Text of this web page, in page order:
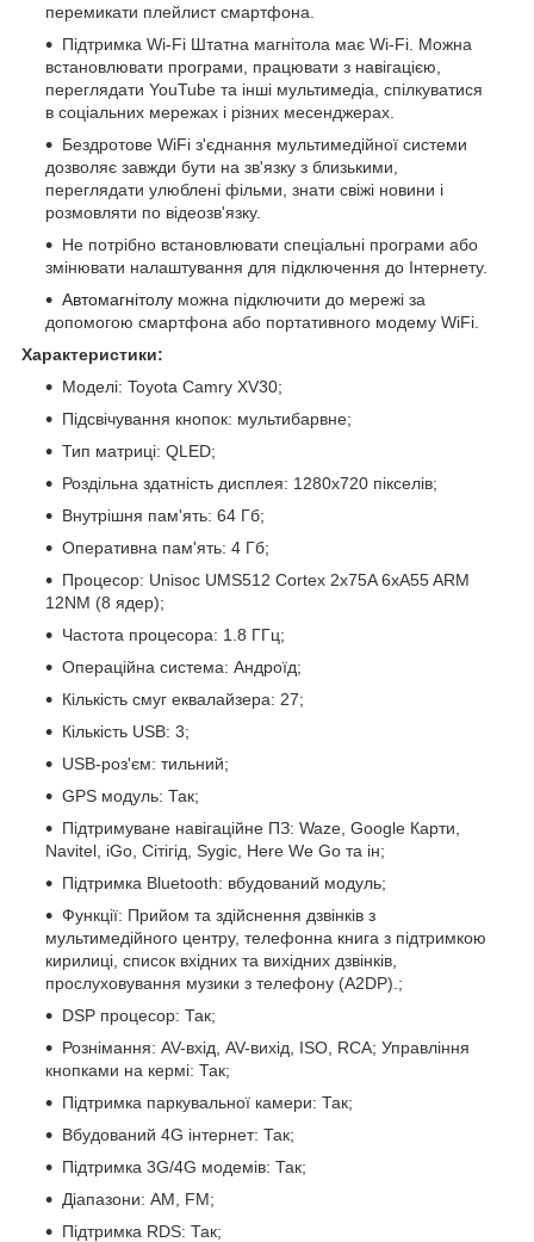
перемикати плейлист смартфона.
Підтримка Wi-Fi Штатна магнітола має Wi-Fi. Можна
встановлювати програми, працювати з навігацією,
переглядати YouTube та інші мультимедіа, спілкуватися
в соціальних мережах і різних месенджерах.
Бездротове WiFi з'єднання мультимедійної системи
дозволяє завжди бути на зв'язку з близькими,
переглядати улюблені фільми, знати свіжі новини і
розмовляти по відеозв'язку.
Не потрібно встановлювати спеціальні програми або
змінювати налаштування для підключення до Інтернету.
Автомагнітолу можна підключити до мережі за
допомогою смартфона або портативного модему WiFi.
Характеристики:
Моделі: Toyota Camry XV30;
Підсвічування кнопок: мультибарвне;
Тип матриці: QLED;
Роздільна здатність дисплея: 1280x720 пікселів;
Внутрішня пам'ять: 64 Гб;
Оперативна пам'ять: 4 Гб;
Процесор: Unisoc UMS512 Cortex 2x75A 6xA55 ARM
12NM (8 ядер);
Частота процесора: 1.8 ГГц;
Операційна система: Андроїд;
Кількість смуг еквалайзера: 27;
Кількість USB: 3;
USB-роз'єм: тильний;
GPS модуль: Так;
Підтримуване навігаційне ПЗ: Waze, Google Карти,
Navitel, iGo, Сітігід, Sygic, Here We Go та ін;
Підтримка Bluetooth: вбудований модуль;
Функції: Прийом та здійснення дзвінків з
мультимедійного центру, телефонна книга з підтримкою
кирилиці, список вхідних та вихідних дзвінків,
прослуховування музики з телефону (A2DP).;
DSP процесор: Так;
Рознімання: AV-вхід, AV-вихід, ISO, RCA; Управління
кнопками на кермі: Так;
Підтримка паркувальної камери: Так;
Вбудований 4G інтернет: Так;
Підтримка 3G/4G модемів: Так;
Діапазони: AM, FM;
Підтримка RDS: Так;